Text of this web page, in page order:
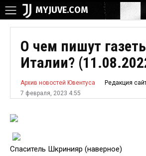
MYJUVE.COM
О чем пишут
Италии?
Архив новостей Ювентуса
Редакция
7 февраля, 2023 4:55
Спаситель Шкринияр (наверное)